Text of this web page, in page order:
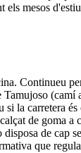
mesos
Continueu
la carretera
de goma
de cap
que